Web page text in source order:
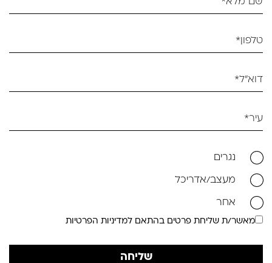
נגרים
מעצב/אדריכל
אחר
מאשר/ת שליחת פרטים בהתאם למדיניות הפרטיות
שליחה